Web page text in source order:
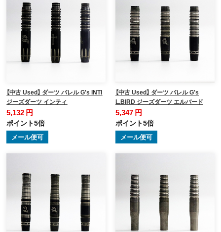
【中古 Used】 ダーツ バレル G's INTI
ジーズダーツ インティ
5,132 円
ポイント5倍
メール便可
【中古 Used】 ダーツ バレル G's
L.BIRD ジーズダーツ エルバード
5,347 円
ポイント5倍
メール便可